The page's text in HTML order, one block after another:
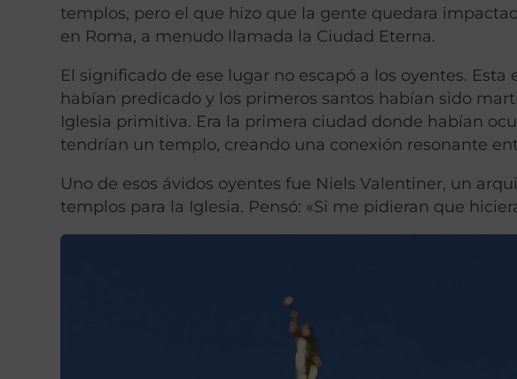
templos, pero el que hizo que la gente quedara
en Roma, a menudo llamada la Ciudad Eterna.
El significado de ese lugar no escapó a los oyentes.
habían predicado y los primeros santos habían sido
Iglesia primitiva. Era la primera ciudad donde habían
tendrían un templo, creando una conexión resonante
Uno de esos ávidos oyentes fue Niels Valentiner, un
templos para la Iglesia. Pensó: «Si me pidieran que